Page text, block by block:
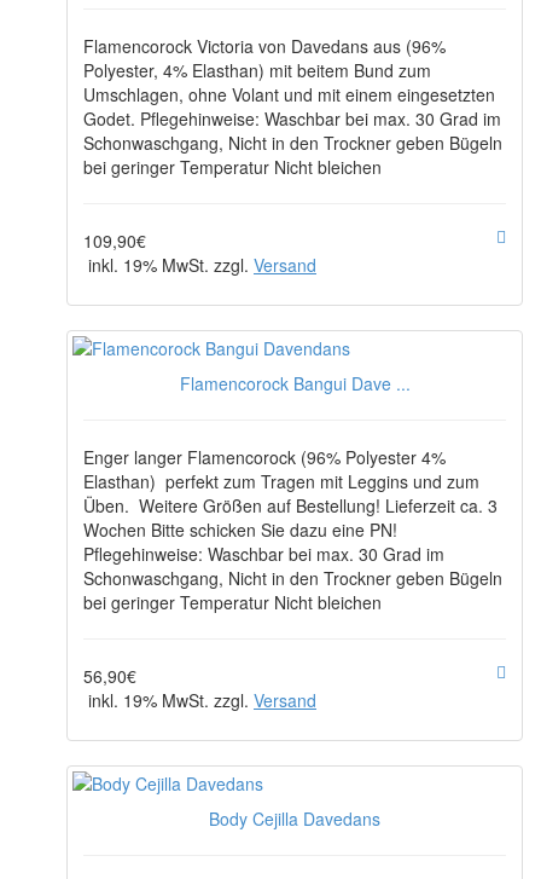
Flamencorock Victoria von Davedans aus (96%
Polyester, 4% Elasthan) mit beitem Bund zum
Umschlagen, ohne Volant und mit einem eingesetzten
Godet. Pflegehinweise: Waschbar bei max. 30 Grad im
Schonwaschgang, Nicht in den Trockner geben Bügeln
bei geringer Temperatur Nicht bleichen
109,90€
inkl. 19% MwSt. zzgl. Versand
Flamencorock Bangui Dave ...
Enger langer Flamencorock (96% Polyester 4%
Elasthan) perfekt zum Tragen mit Leggins und zum
Üben. Weitere Größen auf Bestellung! Lieferzeit ca. 3
Wochen Bitte schicken Sie dazu eine PN!
Pflegehinweise: Waschbar bei max. 30 Grad im
Schonwaschgang, Nicht in den Trockner geben Bügeln
bei geringer Temperatur Nicht bleichen
56,90€
inkl. 19% MwSt. zzgl. Versand
Body Cejilla Davedans